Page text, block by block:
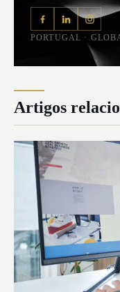
PORTUGAL ·
Artigos